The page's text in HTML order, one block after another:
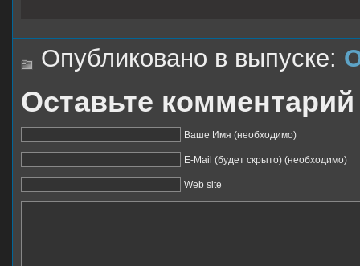
Опубликовано в выпуске:
Оставьте комментарий
Ваше Имя (необходимо)
E-Mail (будет скрыто) (необходимо)
Web site